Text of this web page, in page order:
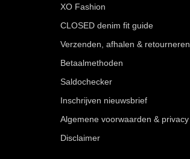
XO Fashion
CLOSED denim fit guide
Verzenden, afhalen & retourneren
Betaalmethoden
Saldochecker
Inschrijven nieuwsbrief
Algemene voorwaarden & privacy
Disclaimer